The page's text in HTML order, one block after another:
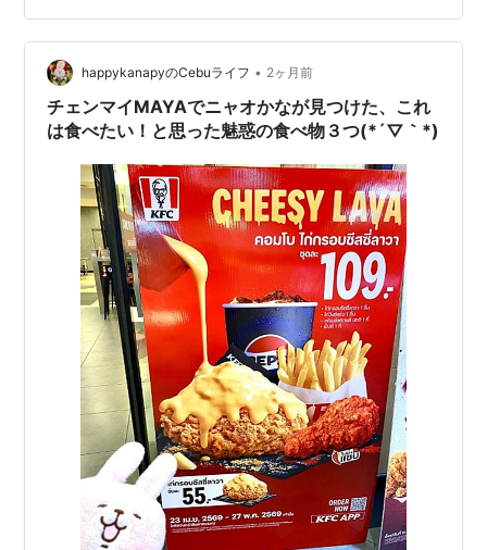
て、困らせてしまいました。 でも、今ならスッキリと分
かります。 あれは、恥ずかしかったんじゃない。 「お母
さん、綺麗だね」 って周りに言われるのが嬉しくて。 誰
よりも自慢の母だったから。 一番輝いていてほしかった
んだなぁ、と。 むむむ。そ…
happykanapyのCebuライフ • 2ヶ月前
チェンマイMAYAでニャオかなが見つけた、これ
は食べたい！と思った魅惑の食べ物３つ(*´▽｀*)